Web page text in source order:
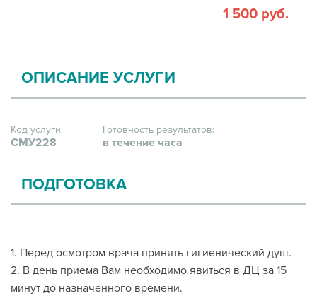
1 500 руб.
ОПИСАНИЕ УСЛУГИ
Код услуги:
СМУ228
Готовность результатов:
в течение часа
ПОДГОТОВКА
1. Перед осмотром врача принять гигиенический душ.
2. В день приема Вам необходимо явиться в ДЦ за 15
минут до назначенного времени.